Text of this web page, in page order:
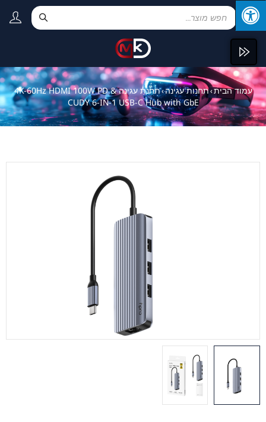
עמוד הבית›תחנות עגינה›
תחנת עגינה 4K-60Hz HDMI 100W PD &
CUDY 6-IN-1 USB-C Hub with GbE